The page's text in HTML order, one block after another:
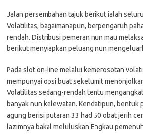
Jalan persembahan tajuk berikut ialah
Volatilitas, bagaimanapun, berpengaruh
rendah. Distribusi pemeran nun mau
berikut menyiapkan peluang nun
Pada slot on-line melalui kemerosotan
mempunyai opsi buat sekelumit
Volatilitas sedang-rendah tentu
banyak nun kelewatan. Kendatipun, bentuk
agung berisi putaran 33 had 50 obat jerih
lazimnya bakal meluluskan Engkau